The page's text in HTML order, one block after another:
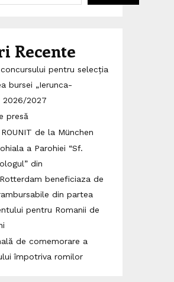
Recente
pentru selecția
bursei „Ierunca-
2026/2027
presă
de la München
a Parohiei “Sf.
din
beneficiaza de
din partea
pentru Romanii de
de comemorare a
împotriva romilor